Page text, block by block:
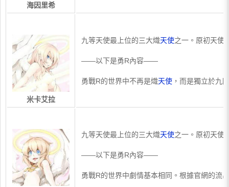
海因里希
米卡艾拉
​九等天使最上位的三大熾天使之一。原初天使
——以下是勇R內容——
勇戰R的世界中不再是熾天使 ，而是獨立於九
​九等天使最上位的三大熾天使之一。原初天使
——以下是勇R內容——
勇戰R的世界中劇情基本相同。根據官網的流